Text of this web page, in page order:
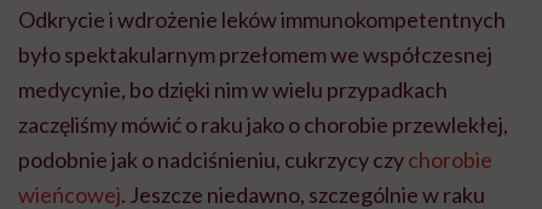
Odkrycie i wdrożenie leków immunokompetentnych
było spektakularnym przełomem we współczesnej
medycynie, bo dzięki nim w wielu przypadkach
zaczęliśmy mówić o raku jako o chorobie przewlekłej,
podobnie jak o nadciśnieniu, cukrzycy czychorobie
wieńcowej. Jeszcze niedawno, szczególnie w raku